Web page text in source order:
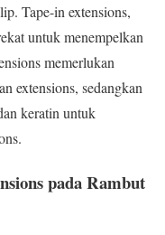
Tape-in extensions,
untuk menempelkan
memerlukan
extensions, sedangkan
keratin untuk
pada Rambut